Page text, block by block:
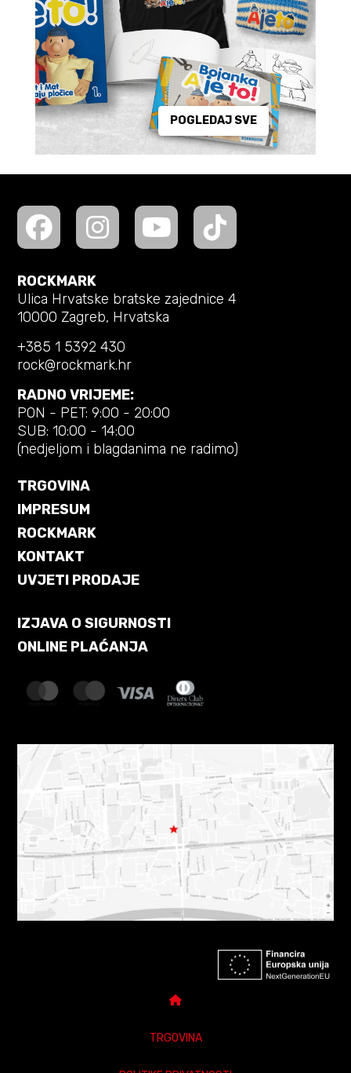
POGLEDAJ SVE
ROCKMARK
Ulica Hrvatske bratske zajednice 4
10000 Zagreb, Hrvatska
+385 1 5392 430
rock@rockmark.hr
RADNO VRIJEME:
PON - PET: 9:00 - 20:00
SUB: 10:00 - 14:00
(nedjeljom i blagdanima ne radimo)
TRGOVINA
IMPRESUM
ROCKMARK
KONTAKT
UVJETI PRODAJE
IZJAVA O SIGURNOSTI
ONLINE PLAĆANJA
TRGOVINA